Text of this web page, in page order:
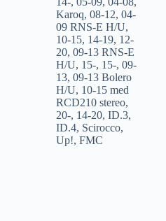
Karoq, 08-12, 04-
09 RNS-E H/U,
10-15, 14-19, 12-
20, 09-13 RNS-E
H/U, 15-, 15-, 09-
13, 09-13 Bolero
H/U, 10-15 med
RCD210 stereo,
20-, 14-20, ID.3,
ID.4, Scirocco,
Up!, FMC